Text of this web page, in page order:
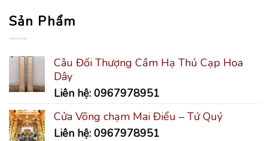
Sản Phẩm
Câu Đối Thượng Cầm Hạ Thú Cạp Hoa
Dây
Liên hệ: 0967978951
Cửa Võng chạm Mai Điểu – Tứ Quý
Liên hệ: 0967978951